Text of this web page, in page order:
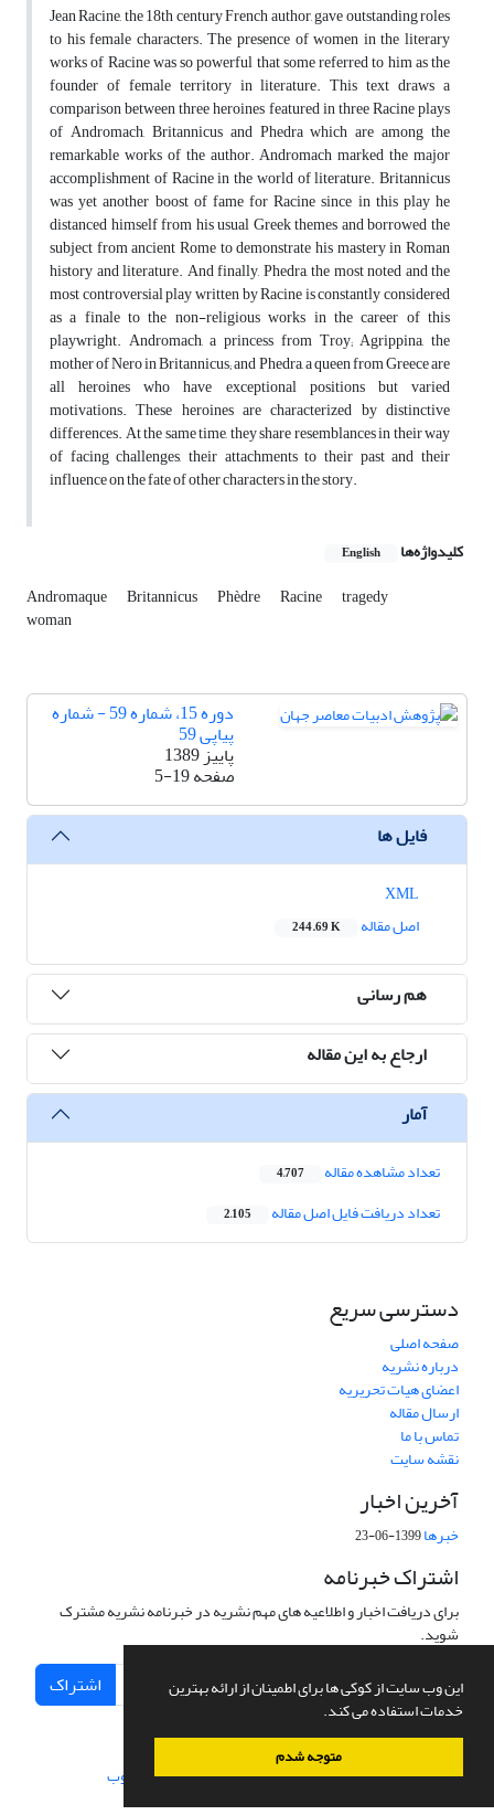
این وب سایت از کوکی ها برای اطمینان از ارائه بهترین
خدمات استفاده می کند.
متوجه شدم
Jean Racine, the 18th century French author, gave outstanding roles
to his female characters. The presence of women in the literary
works of Racine was so powerful that some referred to him as the
founder of female territory in literature. This text draws a
comparison between three heroines featured in three Racine plays
of Andromach, Britannicus and Phedra which are among the
remarkable works of the author. Andromach marked the major
accomplishment of Racine in the world of literature. Britannicus
was yet another boost of fame for Racine since in this play he
distanced himself from his usual Greek themes and borrowed the
subject from ancient Rome to demonstrate his mastery in Roman
history and literature. And finally, Phedra, the most noted and the
most controversial play written by Racine is constantly considered
as a finale to the non-religious works in the career of this
playwright. Andromach, a princess from Troy; Agrippina, the
mother of Nero in Britannicus; and Phedra, a queen from Greece are
all heroines who have exceptional positions but varied
motivations. These heroines are characterized by distinctive
differences. At the same time, they share resemblances in their way
of facing challenges, their attachments to their past and their
influence on the fate of other characters in the story.
کلیدواژه‌ها English
Andromaque Britannicus Phèdre Racine tragedy
woman
دوره 15، شماره 59 - شماره
پیاپی 59
پاییز 1389
صفحه5-19
فایل ها
اصل مقاله
244.69 K
هم رسانی
ارجاع به این مقاله
آمار
تعداد مشاهده مقاله 4,707
تعداد دریافت فایل اصل مقاله 2,105
دسترسی سریع
صفحه اصلی
درباره نشریه
اعضای هیات تحریریه
ارسال مقاله
تماس با ما
نقشه سایت
آخرین اخبار
خبرها1399-06-23
اشتراک خبرنامه
برای دریافت اخبار و اطلاعیه های مهم نشریه در خبرنامه نشریه مشترک
شوید.
اشتراک
سامانه مدیریت نشریات علمی.طراحی و پیاده سازی از سیناوب